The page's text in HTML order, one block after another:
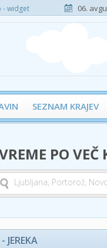
- widget 06.
SEZNAM KRAJEV
PO
JEREKA